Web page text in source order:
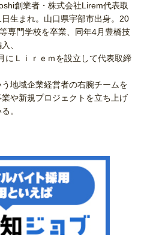
創業者・株式会社Lirem代表取
生まれ。山口県宇部市出身。20
専門学校を卒業、同年4月豊橋技
、
にＬｉｒｅｍを設立して代表取締
地域企業経営者の右腕チームを
や新規プロジェクトを立ち上げ
。